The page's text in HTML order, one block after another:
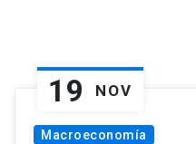
19 NOV
Macroeconomía